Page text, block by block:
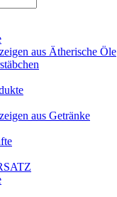
aus Ätherische Öle
aus Getränke